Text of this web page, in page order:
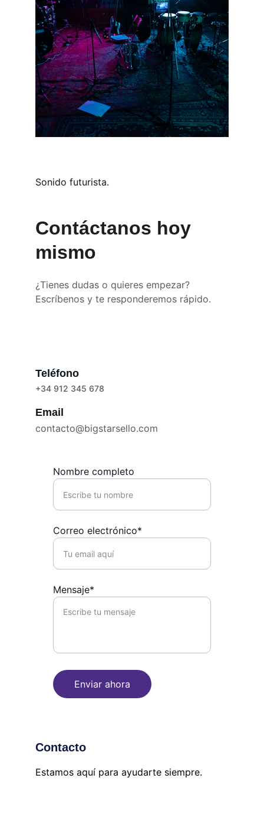
Sonido futurista.
Contáctanos hoy
mismo
¿Tienes dudas o quieres empezar?
Escríbenos y te responderemos rápido.
Teléfono
+34 912 345 678
Email
contacto@bigstarsello.com
Nombre completo
Correo electrónico*
Mensaje*
Enviar ahora
Contacto
Estamos aquí para ayudarte siempre.